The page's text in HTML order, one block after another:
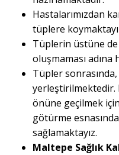
Hastalarımızdan
tüplere
Tüplerin üstüne de
oluşmaması adına
Tüpler
yerleştirilmektedir.
önüne geçilmek
götürme
sağlamaktayız.
Maltepe Sağlık